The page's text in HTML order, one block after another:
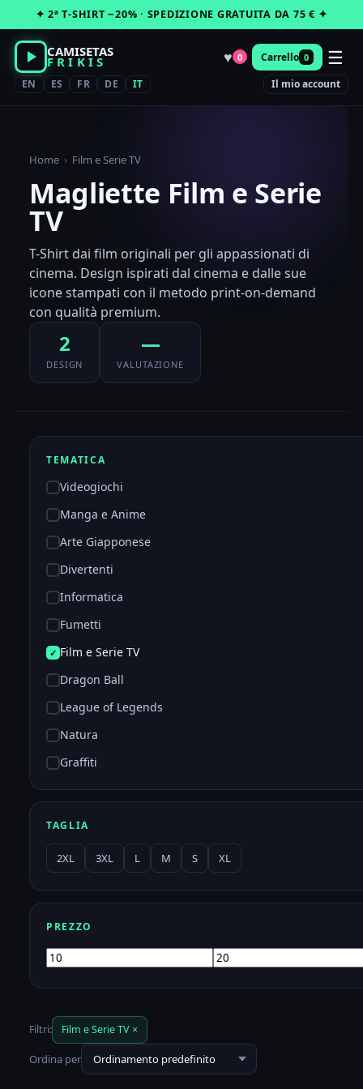
al
contenuto
✦ 2ª T-SHIRT −20% · SPEDIZIONE GRATUITA DA 75 € ✦
CAMISETAS
FRIKIS ♥ 0 Carrello 0 ☰
EN ES FR DE IT Il mio account
Home › Film e Serie TV
Magliette Film e Serie
TV
T-Shirt dai film originali per gli appassionati di
cinema. Design ispirati dal cinema e dalle sue
icone stampati con il metodo print-on-demand
con qualità premium.
2
DESIGN
—
VALUTAZIONE
TEMATICA
Videogiochi
Manga e Anime
Arte Giapponese
Divertenti
Informatica
Fumetti
Film e Serie TV
Dragon Ball
League of Legends
Natura
Graffiti
TAGLIA
2XL 3XL L M S XL
PREZZO
Prezzo
Prezzo
Filtri: Film e Serie TV ×
Ordina per